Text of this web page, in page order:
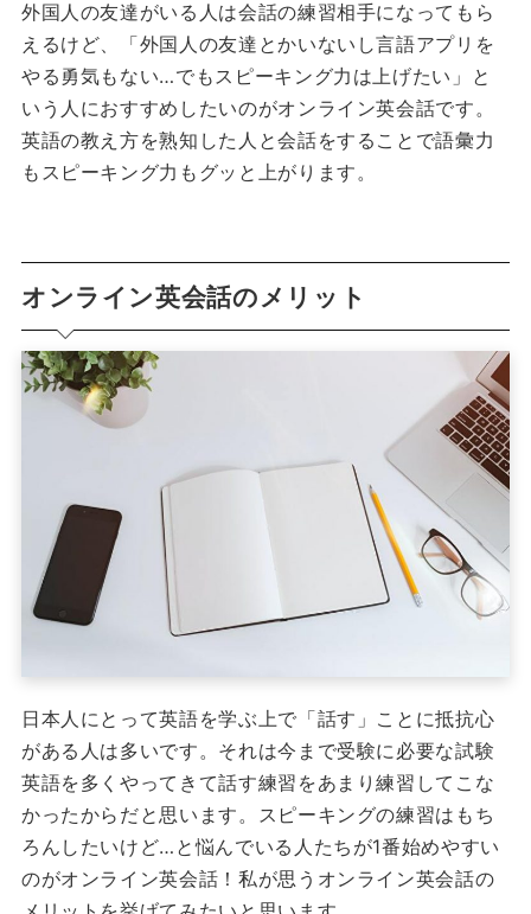
外国人の友達がいる人は会話の練習相手になってもら
えるけど、「外国人の友達とかいないし言語アプリを
やる勇気もない…でもスピーキング力は上げたい」と
いう人におすすめしたいのがオンライン英会話です。
英語の教え方を熟知した人と会話をすることで語彙力
もスピーキング力もグッと上がります。
オンライン英会話のメリット
日本人にとって英語を学ぶ上で「話す」ことに抵抗心
がある人は多いです。それは今まで受験に必要な試験
英語を多くやってきて話す練習をあまり練習してこな
かったからだと思います。スピーキングの練習はもち
ろんしたいけど…と悩んでいる人たちが1番始めやすい
のがオンライン英会話！私が思うオンライン英会話の